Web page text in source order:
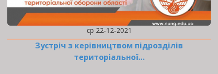
ср 22-12-2021
Зустріч з керівництвом підрозділів
територіальної…